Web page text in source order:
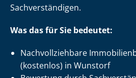
Sach­ver­stän­di­gen.
Was das für Sie bedeutet:
Nach­voll­zieh­ba­re
(kostenlos) in Wunstorf